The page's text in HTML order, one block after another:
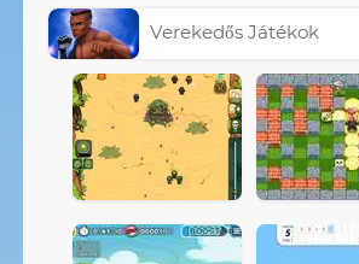
Verekedős Játékok